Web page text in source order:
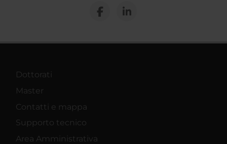
Dottorati
Master
Contatti e mappa
Supporto tecnico
Area Amministrativa